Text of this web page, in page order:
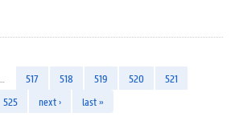
517 518 519 520
521
525 next › last »